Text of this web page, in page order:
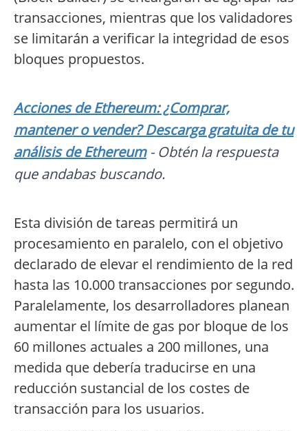
transacciones, mientras que los validadores
se limitarán a verificar la integridad de esos
bloques propuestos.
Acciones de Ethereum: ¿Comprar,
mantener o vender? Descarga gratuita de tu
análisis de Ethereum- Obtén la respuesta
que andabas buscando.
Esta división de tareas permitirá un
procesamiento en paralelo, con el objetivo
declarado de elevar el rendimiento de la red
hasta las 10.000 transacciones por segundo.
Paralelamente, los desarrolladores planean
aumentar el límite de gas por bloque de los
60 millones actuales a 200 millones, una
medida que debería traducirse en una
reducción sustancial de los costes de
transacción para los usuarios.